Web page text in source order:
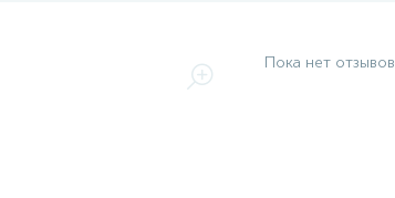
Пока нет отзывов